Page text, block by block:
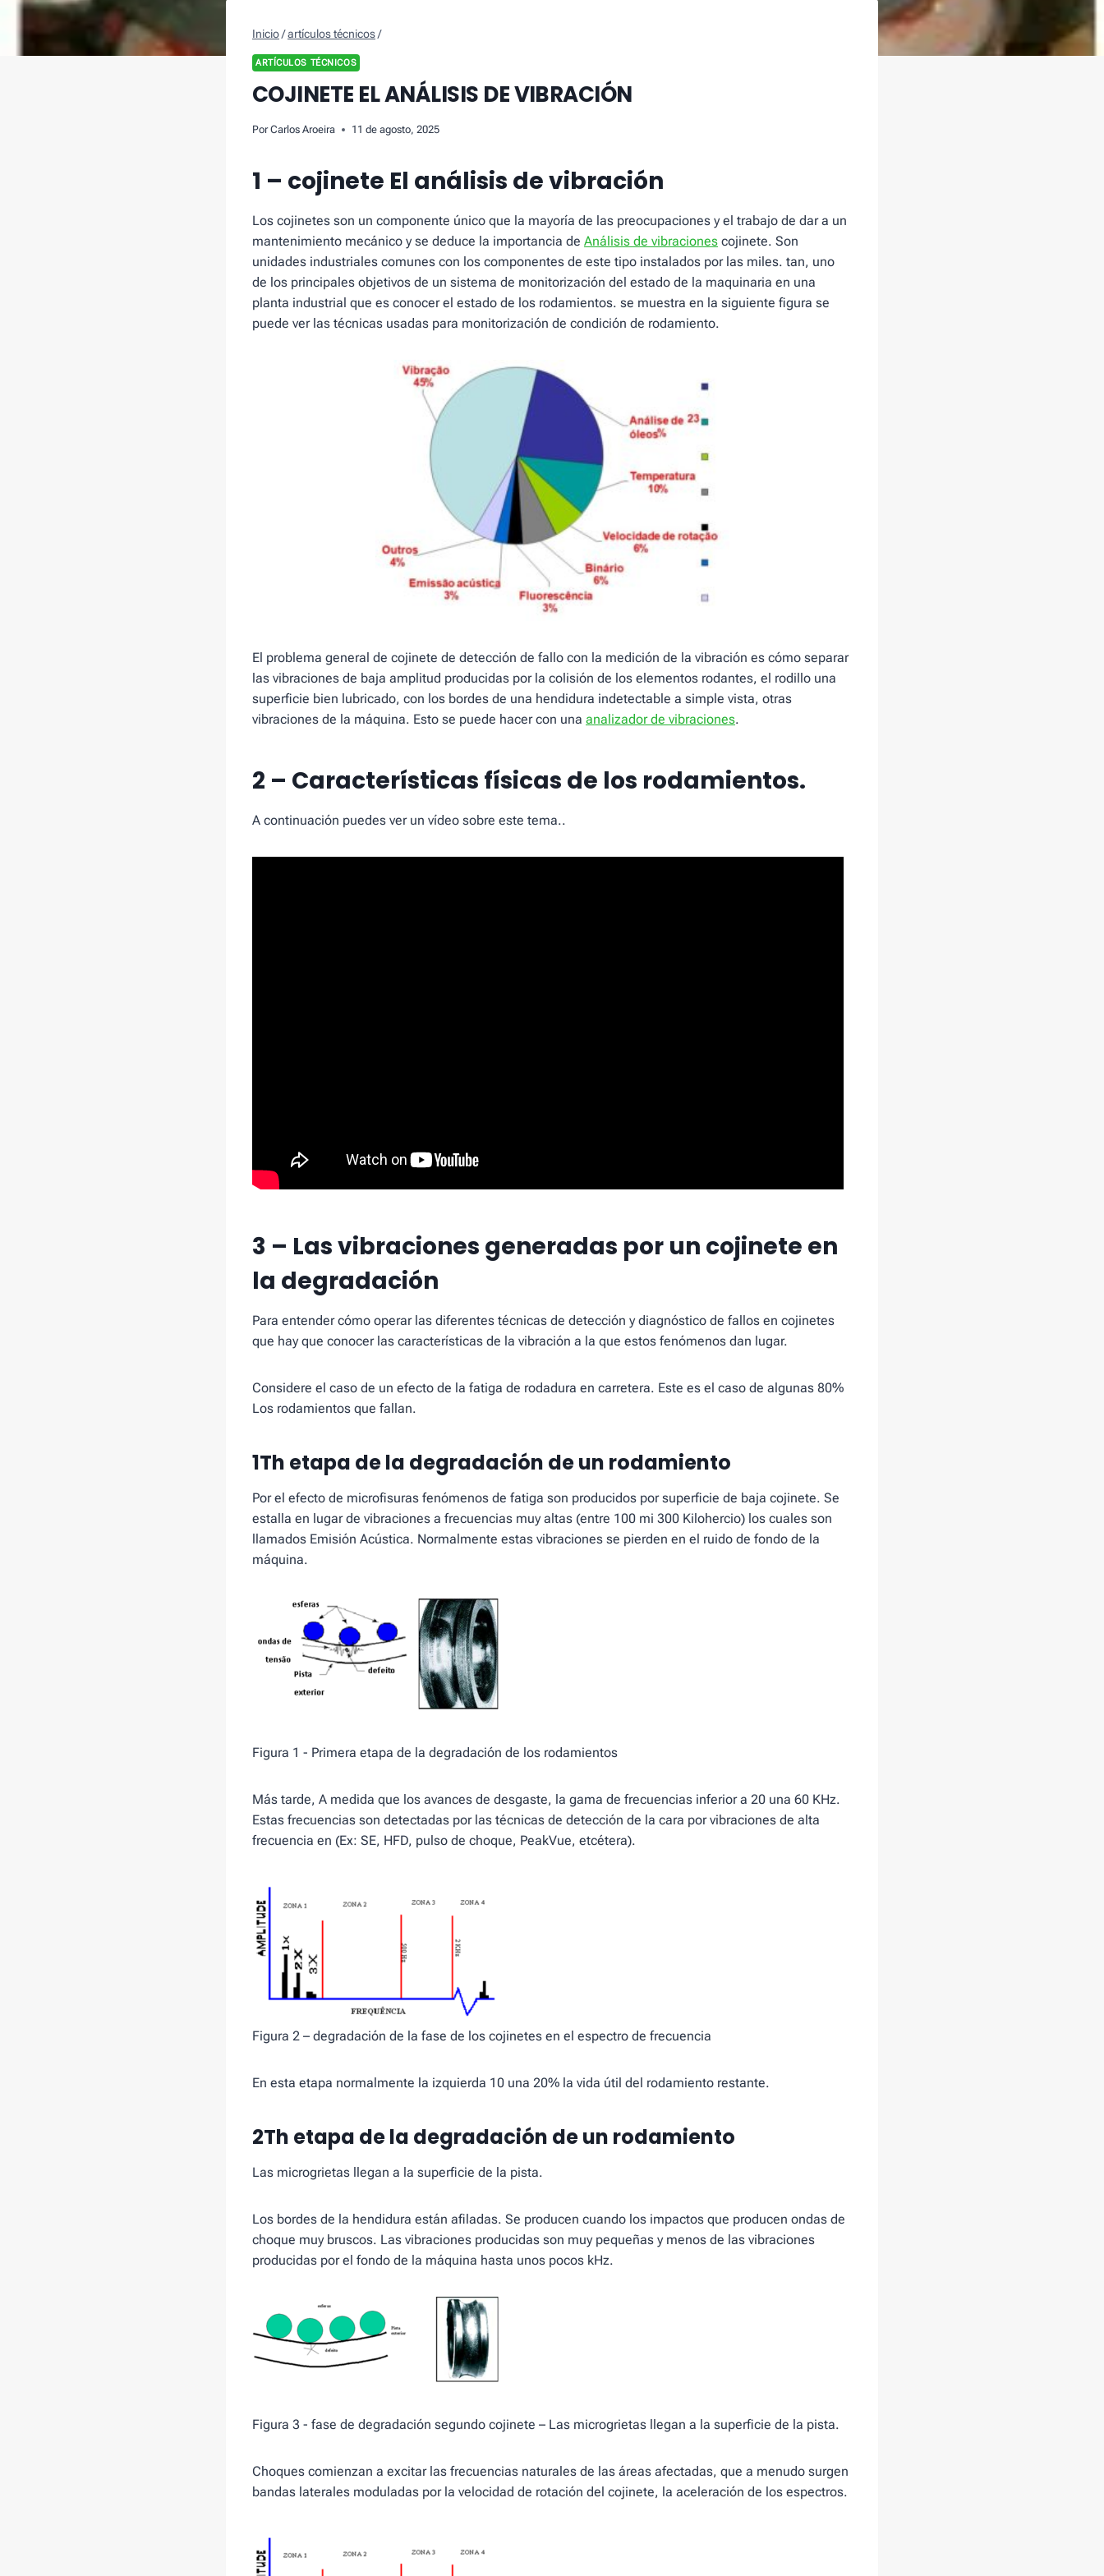
Inicio/artículos técnicos/
ARTÍCULOS TÉCNICOS
COJINETE EL ANÁLISIS DE VIBRACIÓN
Por Carlos Aroeira 11 de agosto, 2025
1 – cojinete El análisis de vibración
Los cojinetes son un componente único que la mayoría de las preocupaciones y el trabajo de dar a un
mantenimiento mecánico y se deduce la importancia de Análisis de vibraciones cojinete. Son
unidades industriales comunes con los componentes de este tipo instalados por las miles. tan, uno
de los principales objetivos de un sistema de monitorización del estado de la maquinaria en una
planta industrial que es conocer el estado de los rodamientos. se muestra en la siguiente figura se
puede ver las técnicas usadas para monitorización de condición de rodamiento.
El problema general de cojinete de detección de fallo con la medición de la vibración es cómo separar
las vibraciones de baja amplitud producidas por la colisión de los elementos rodantes, el rodillo una
superficie bien lubricado, con los bordes de una hendidura indetectable a simple vista, otras
vibraciones de la máquina. Esto se puede hacer con una analizador de vibraciones.
2 – Características físicas de los rodamientos.
A continuación puedes ver un vídeo sobre este tema..
3 – Las vibraciones generadas por un cojinete en
la degradación
Para entender cómo operar las diferentes técnicas de detección y diagnóstico de fallos en cojinetes
que hay que conocer las características de la vibración a la que estos fenómenos dan lugar.
Considere el caso de un efecto de la fatiga de rodadura en carretera. Este es el caso de algunas 80%
Los rodamientos que fallan.
1Th etapa de la degradación de un rodamiento
Por el efecto de microfisuras fenómenos de fatiga son producidos por superficie de baja cojinete. Se
estalla en lugar de vibraciones a frecuencias muy altas (entre 100 mi 300 Kilohercio) los cuales son
llamados Emisión Acústica. Normalmente estas vibraciones se pierden en el ruido de fondo de la
máquina.
Figura 1 - Primera etapa de la degradación de los rodamientos
Más tarde, A medida que los avances de desgaste, la gama de frecuencias inferior a 20 una 60 KHz.
Estas frecuencias son detectadas por las técnicas de detección de la cara por vibraciones de alta
frecuencia en (Ex: SE, HFD, pulso de choque, PeakVue, etcétera).
Figura 2 – degradación de la fase de los cojinetes en el espectro de frecuencia
En esta etapa normalmente la izquierda 10 una 20% la vida útil del rodamiento restante.
2Th etapa de la degradación de un rodamiento
Las microgrietas llegan a la superficie de la pista.
Los bordes de la hendidura están afiladas. Se producen cuando los impactos que producen ondas de
choque muy bruscos. Las vibraciones producidas son muy pequeñas y menos de las vibraciones
producidas por el fondo de la máquina hasta unos pocos kHz.
Figura 3 - fase de degradación segundo cojinete – Las microgrietas llegan a la superficie de la pista.
Choques comienzan a excitar las frecuencias naturales de las áreas afectadas, que a menudo surgen
bandas laterales moduladas por la velocidad de rotación del cojinete, la aceleración de los espectros.